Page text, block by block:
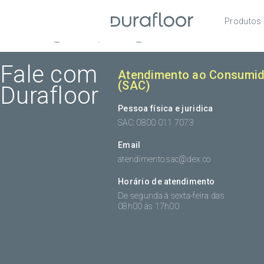
Produtos
Archive
Fale com
Durafloor
Atendimento ao
(SAC)
Pessoa física e juridica
SAC: 0800 011 7073
Email
atendimento.sac@dex.co
Horário de atendimento
De segunda à sexta-feira das
08h00 às 17h00